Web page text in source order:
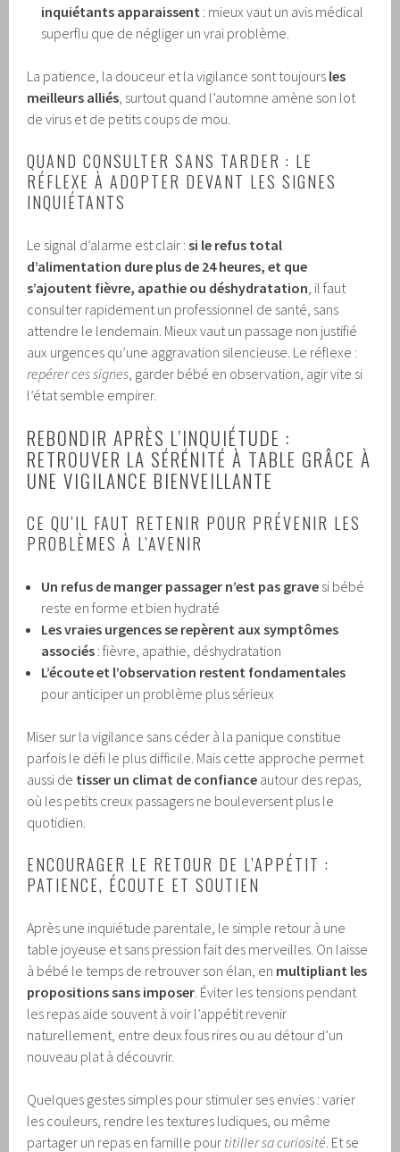
inquiétants apparaissent : mieux vaut un avis médical
superflu que de négliger un vrai problème.
La patience, la douceur et la vigilance sont toujours les
meilleurs alliés , surtout quand l’automne amène son lot
de virus et de petits coups de mou.
QUAND CONSULTER SANS TARDER : LE
RÉFLEXE À ADOPTER DEVANT LES SIGNES
INQUIÉTANTS
Le signal d’alarme est clair :si le refus total
d’alimentation dure plus de 24 heures, et que
s’ajoutent fièvre, apathie ou déshydratation , il faut
consulter rapidement un professionnel de santé, sans
attendre le lendemain. Mieux vaut un passage non justifié
aux urgences qu’une aggravation silencieuse. Le réflexe :
repérer ces signes , garder bébé en observation, agir vite si
l’état semble empirer.
REBONDIR APRÈS L’INQUIÉTUDE :
RETROUVER LA SÉRÉNITÉ À TABLE GRÂCE À
UNE VIGILANCE BIENVEILLANTE
CE QU’IL FAUT RETENIR POUR PRÉVENIR LES
PROBLÈMES À L’AVENIR
Un refus de manger passager n’est pas grave si bébé
reste en forme et bien hydraté
Les vraies urgences se repèrent aux symptômes
associés : fièvre, apathie, déshydratation
L’écoute et l’observation restent fondamentales
pour anticiper un problème plus sérieux
Miser sur la vigilance sans céder à la panique constitue
parfois le défi le plus difficile. Mais cette approche permet
aussi de tisser un climat de confiance autour des repas,
où les petits creux passagers ne bouleversent plus le
quotidien.
ENCOURAGER LE RETOUR DE L’APPÉTIT :
PATIENCE, ÉCOUTE ET SOUTIEN
Après une inquiétude parentale, le simple retour à une
table joyeuse et sans pression fait des merveilles. On laisse
à bébé le temps de retrouver son élan, en multipliant les
propositions sans imposer . Éviter les tensions pendant
les repas aide souvent à voir l’appétit revenir
naturellement, entre deux fous rires ou au détour d’un
nouveau plat à découvrir.
Quelques gestes simples pour stimuler ses envies : varier
les couleurs, rendre les textures ludiques, ou même
partager un repas en famille pour titiller sa curiosité . Et se